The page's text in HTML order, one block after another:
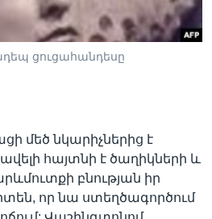
ցուցահանդեսը
մեծ նկարիչներից է
հայտնի է ծաղիկների և
բնության իր
որ նա ստեղծագործում